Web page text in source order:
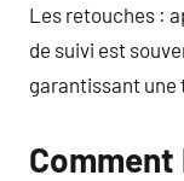
Les retouches :
de suivi est
garantissant une